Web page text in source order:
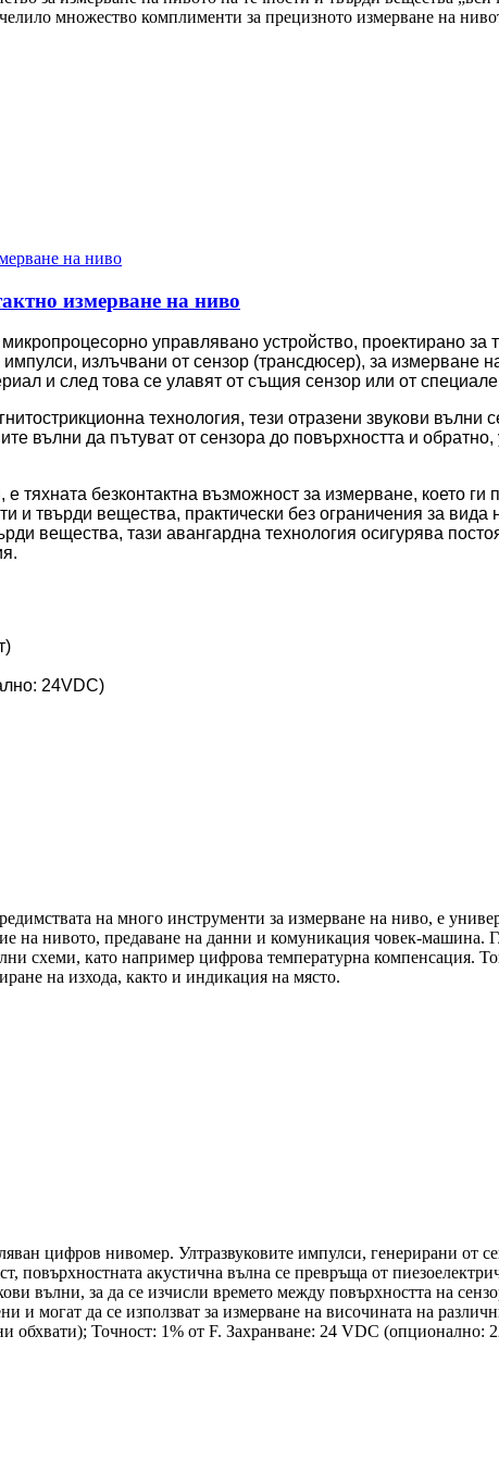
множество комплименти за прецизното измерване на
измерване на ниво
управлявано устройство, проектирано
излъчвани от сензор (трансдюсер), за измерване
и след това се улавят от същия сензор или от
технология, тези отразени звукови вълни
вълни да пътуват от сензора до повърхността и
тяхната безконтактна възможност за измерване, което
и твърди вещества, практически без ограничения за
вещества, тази авангардна технология осигурява
24VDC)
на много инструменти за измерване на ниво, е
на нивото, предаване на данни и комуникация човек-машина.
схеми, като например цифрова температурна компенсация.
на изхода, както и индикация на място.
цифров нивомер. Ултразвуковите импулси, генерирани от
повърхностната акустична вълна се превръща от
вълни, за да се изчисли времето между повърхността на
и могат да се използват за измерване на височината на
обхвати); Точност: 1% от F. Захранване: 24 VDC (опционално: